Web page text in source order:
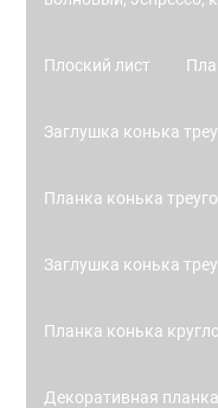
Плоский лист
Заглушка конька
Планка конька
Заглушка конька
Планка конька
Декоративная